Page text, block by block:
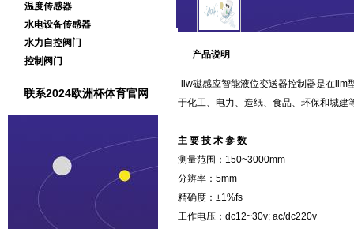
温度传感器
水电设备传感器
水力自控阀门
控制阀门
联系2024欧洲杯体育官网
产品说明
liw磁感应智能液位变送器控制器是在lim
于化工、电力、造纸、食品、环保和城
主 要 技 术 参 数
测量范围：150~3000mm
分辨率：5mm
精确度：±1%fs
工作电压：dc12~30v; ac/dc220v